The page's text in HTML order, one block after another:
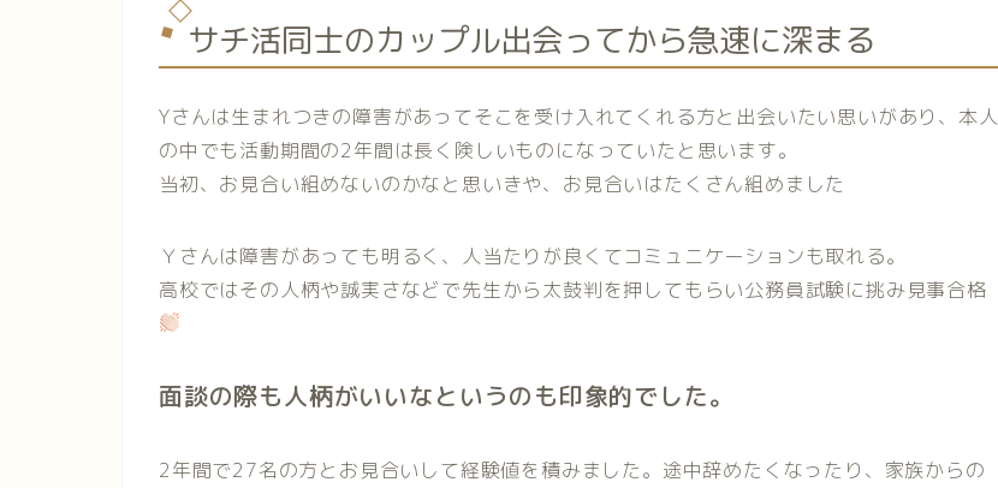
サチ活同士のカップル出会ってから急速に深まる
Yさんは生まれつきの障害があってそこを受け入れてくれる方と出会いたい思いがあり、本人
の中でも活動期間の2年間は長く険しいものになっていたと思います。
当初、お見合い組めないのかなと思いきや、お見合いはたくさん組めました
Ｙさんは障害があっても明るく、人当たりが良くてコミュニケーションも取れる。
高校ではその人柄や誠実さなどで先生から太鼓判を押してもらい公務員試験に挑み見事合格
面談の際も人柄がいいなというのも印象的でした。
2年間で27名の方とお見合いして経験値を積みました。途中辞めたくなったり、家族からの